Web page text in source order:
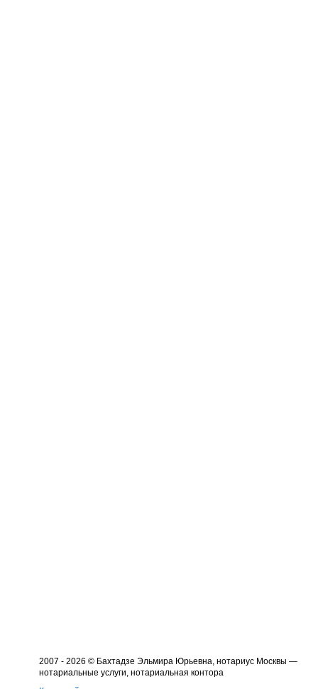
2007 - 2026 © Бахтадзе Эльмира Юрьевна, нотариус Москвы —
нотариальные услуги, нотариальная контора